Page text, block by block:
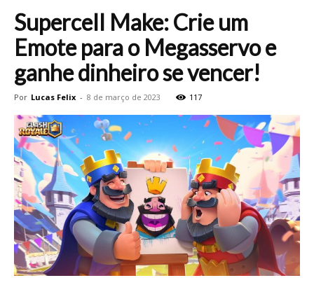
Supercell Make: Crie um
Emote para o Megasservo e
ganhe dinheiro se vencer!
Por Lucas Felix - 8 de março de 2023 117